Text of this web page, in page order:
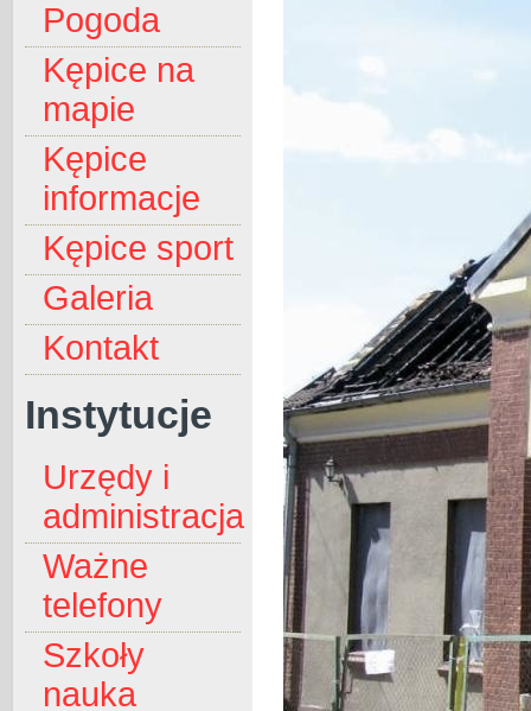
Pogoda
Kępice na
mapie
Kępice
informacje
Kępice sport
Galeria
Kontakt
Instytucje
Urzędy i
administracja
Ważne
telefony
Szkoły
nauka